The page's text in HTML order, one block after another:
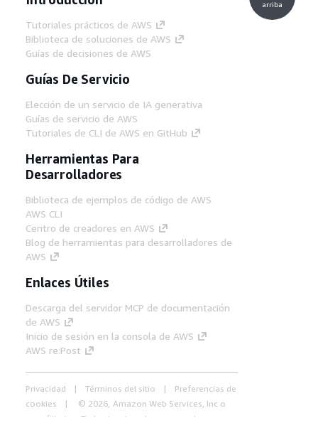
Tutoriales prácticos de AWS
Biblioteca de soluciones de AWS
Guías de decisiones de AWS
Guías De Servicio
Elección de un servicio de IA generativa
Guías de servicio de AWS
Tutoriales de CLI de AWS en GitHub
Herramientas Para
Desarrolladores
Biblioteca de ejemplos de código de AWS
AWS CLI
Centro de creadores en AWS
Blog de herramientas para desarrolladores de
AWS
Enlaces Útiles
Descarga del servidor MCP de documentación
de AWS
Inicio de sesión en la consola de AWS
AWS re:Post
Privacidad Términos del sitio
Preferencias de
cookies
© 2026, Amazon Web Services, Inc o
sus afiliados. Todos los derechos reservados.
arriba